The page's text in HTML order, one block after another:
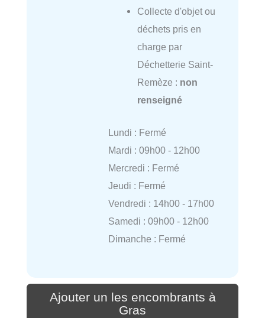
Collecte d'objet ou
déchets pris en
charge par
Déchetterie Saint-
Remèze : non
renseigné
Lundi : Fermé
Mardi : 09h00 - 12h00
Mercredi : Fermé
Jeudi : Fermé
Vendredi : 14h00 - 17h00
Samedi : 09h00 - 12h00
Dimanche : Fermé
Ajouter un les encombrants à
Gras